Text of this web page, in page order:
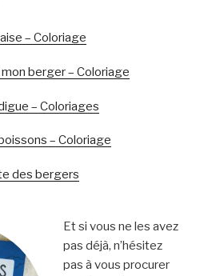
– Coloriage
berger – Coloriage
– Coloriages
– Coloriage
des bergers
Et si vous ne les avez
pas déjà, n’hésitez
pas à vous procurer